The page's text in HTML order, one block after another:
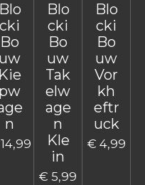
Blo
cki
Bo
uw
Kie
pw
n
Blo
cki
Bo
uw
Tak
elw
age
n
Kle
in
€ 5,99
Blo
cki
Bo
uw
Vor
kh
eftr
uck
€ 4,99